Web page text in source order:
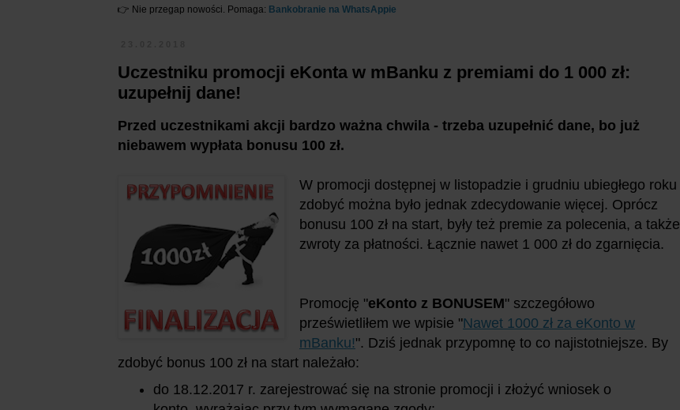
👉 Nie przegap nowości. Pomaga: Bankobranie na WhatsAppie
Uczestniku promocji eKonta w mBanku z premiami do 1 000 zł:
uzupełnij dane!
Przed uczestnikami akcji bardzo ważna chwila - trzeba uzupełnić dane, bo już
niebawem wypłata bonusu 100 zł.
W promocji dostępnej w listopadzie i grudniu ubiegłego roku
zdobyć można było jednak zdecydowanie więcej. Oprócz
bonusu 100 zł na start, były też premie za polecenia, a także
zwroty za płatności. Łącznie nawet 1 000 zł do zgarnięcia.
Promocję "eKonto z BONUSEM" szczegółowo
prześwietliłem we wpisie "Nawet 1000 zł za eKonto w
mBanku!". Dziś jednak przypomnę to co najistotniejsze. By
zdobyć bonus 100 zł na start należało:
do 18.12.2017 r. zarejestrować się na stronie promocji i złożyć wniosek o